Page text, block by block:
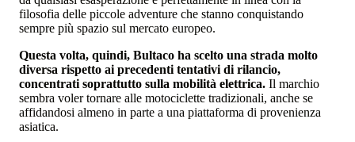
filosofia delle piccole adventure che stanno conquistando
sempre più spazio sul mercato europeo.
Questa volta, quindi, Bultaco ha scelto una strada molto
diversa rispetto ai precedenti tentativi di rilancio,
concentrati soprattutto sulla mobilità elettrica. Il marchio
sembra voler tornare alle motociclette tradizionali, anche se
affidandosi almeno in parte a una piattaforma di provenienza
asiatica.